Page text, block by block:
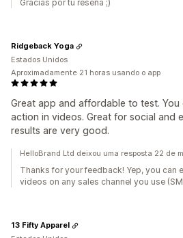
Gracias por tu reseña ;)
Great app and affordable to test. You
action in videos. Great for social and
results are very good.
Ridgeback Yoga
Estados Unidos
Aproximadamente 21 horas usando o app
HelloBrand Ltd deixou uma resposta 22 de
Thanks for your feedback! Yep, you can
videos on any sales channel you use
13 Fifty Apparel